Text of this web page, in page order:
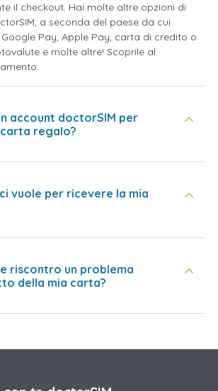
il checkout. Hai molte altre opzioni di
a seconda del paese da cui
Pay, Apple Pay, carta di credito o
e molte altre! Scoprile al
account doctorSIM per
regalo?
vuole per ricevere la mia
riscontro un problema
della mia carta?